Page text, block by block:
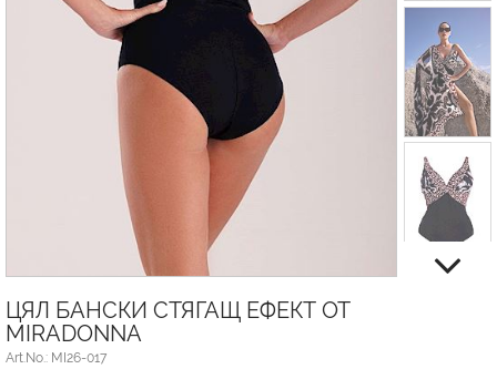
ЦЯЛ БАНСКИ СТЯГАЩ ЕФЕКТ ОТ
MIRADONNA
Art.No.: MI26-017